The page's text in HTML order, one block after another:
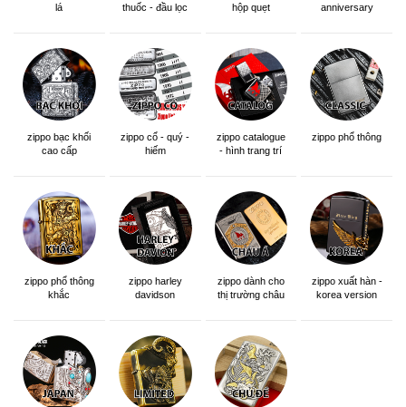
lá
thuốc - đầu lọc
hộp quẹt
anniversary
zippo bạc khối
cao cấp
zippo cổ - quý -
hiếm
zippo catalogue
- hình trang trí
zippo phổ thông
zippo phổ thông
khắc
zippo harley
davidson
zippo dành cho
thị trường châu
zippo xuất hàn -
korea version